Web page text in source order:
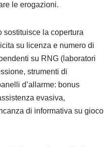
le erogazioni.
sostituisce la copertura
su licenza e numero di
su RNG (laboratori
strumenti di
d’allarme: bonus
evasiva,
di informativa su gioco